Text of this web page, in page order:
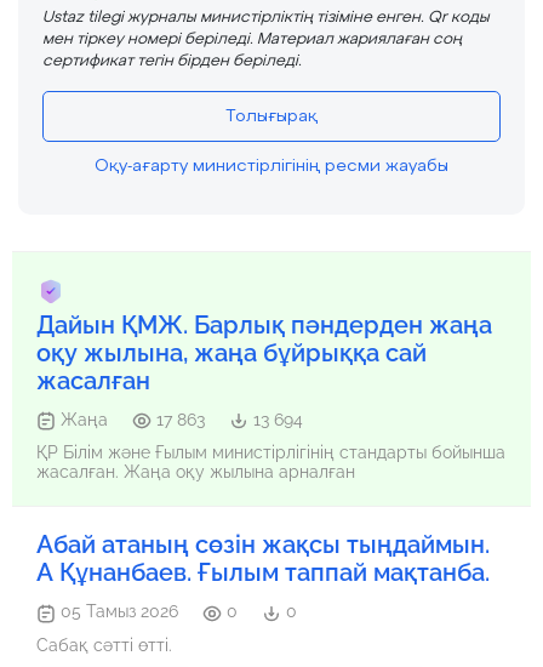
Ustaz tilegi журналы министірліктің тізіміне енген. Qr коды
мен тіркеу номері беріледі. Материал жариялаған соң
сертификат тегін бірден беріледі.
Толығырақ
Оқу-ағарту министірлігінің ресми жауабы
Дайын ҚМЖ. Барлық пәндерден жаңа
оқу жылына, жаңа бұйрыққа сай
жасалған
Жаңа 17 863
13 694
ҚР Білім және Ғылым министірлігінің стандарты бойынша
жасалған. Жаңа оқу жылына арналған
Абай атаның сөзін жақсы тыңдаймын.
А Құнанбаев. Ғылым таппай мақтанба.
05 Тамыз 2026 0
0
Сабақ сәтті өтті.